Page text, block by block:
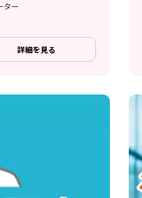
ター
詳細を見る